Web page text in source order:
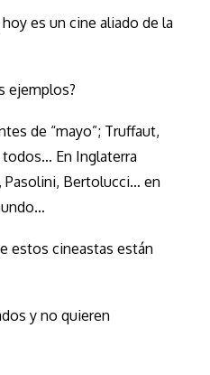
es un cine aliado de la
ejemplos?
de “mayo”; Truffaut,
En Inglaterra
Bertolucci… en
estos cineastas están
y no quieren